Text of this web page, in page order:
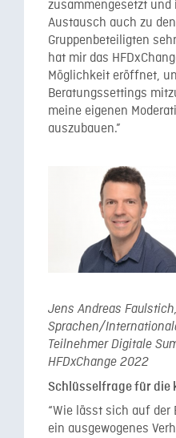
zusammengesetzt und
Austausch auch zu
Gruppenbeteiligten
hat mir das
Möglichkeit eröffnet,
Beratungssettings
meine eigenen
auszubauen.”
Jens Andreas
Sprachen/
Teilnehmer Digitale
HFDxChange 2022
Schlüsselfrage für die
“Wie lässt sich auf der
ein ausgewogenes